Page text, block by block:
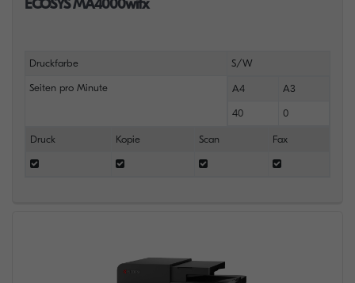
ECOSYS MA4000wifx
Druckfarbe S/W
Seiten pro Minute A4 A3
40 0
Druck Kopie Scan Fax